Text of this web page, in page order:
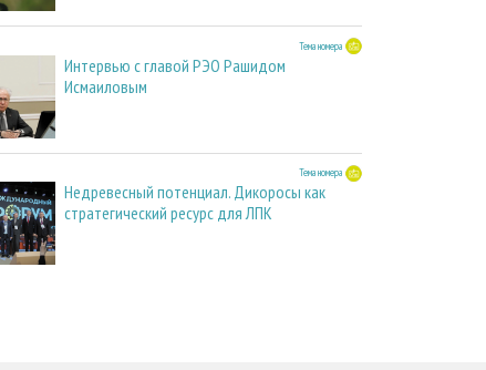
Тема номера
Интервью с главой РЭО Рашидом
Исмаиловым
Тема номера
Недревесный потенциал. Дикоросы как
стратегический ресурс для ЛПК